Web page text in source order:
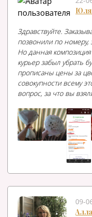
Юля
Здравствуйте.
позвонили по номеру,
Но данная
курьер забыл убрать
прописаны цены за
совокупности всему
вопрос, за что вы
09-